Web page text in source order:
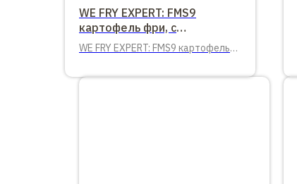
WE FRY EXPERT: FMS9
картофель фри, с
панировкой, 9х9
WE FRY EXPERT: FMS9 картофель